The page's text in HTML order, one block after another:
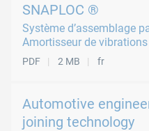
SNAPLOC ®
Système d’assemblage
Amortisseur de
PDF 2 MB fr
Automotive
joining technology